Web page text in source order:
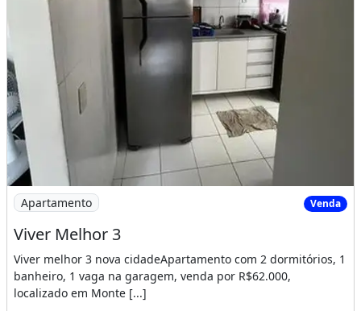
Imagem: Viver Melhor 3
Apartamento Venda
Viver Melhor 3
Viver melhor 3 nova cidadeApartamento com 2 dormitórios, 1
banheiro, 1 vaga na garagem, venda por R$62.000,
localizado em Monte [...]